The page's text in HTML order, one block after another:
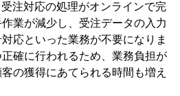
注対応の処理がオンラインで完
業が減少し、受注データの入力
応といった業務が不要になりま
確に行われるため、業務負担が
の獲得にあてられる時間も増え